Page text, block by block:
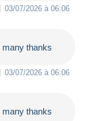
03/07/2026 à 06:06
thanks
03/07/2026 à 06:06
thanks